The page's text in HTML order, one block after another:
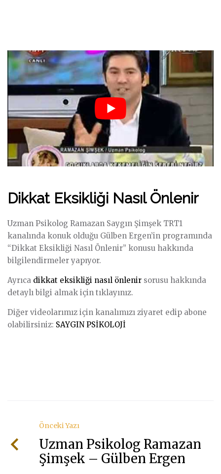
Dikkat Eksikliği Nasıl Önlenir
Uzman Psikolog Ramazan Saygın Şimşek TRT1
kanalında konuk olduğu Gülben Ergen’in programında
“Dikkat Eksikliği Nasıl Önlenir” konusu hakkında
bilgilendirmeler yapıyor.
Ayrıca dikkat eksikliği nasıl önlenir sorusu hakkında
detaylı bilgi almak için tıklayınız.
Diğer videolarımız için kanalımızı ziyaret edip abone
olabilirsiniz: SAYGIN PSİKOLOJİ
Önceki Yazı
Uzman Psikolog Ramazan
Şimşek – Gülben Ergen